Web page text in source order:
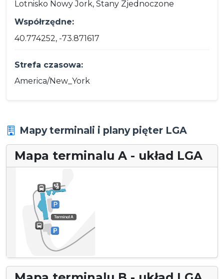
Lotnisko Nowy Jork, Stany Zjednoczone
Współrzędne:
40.774252, -73.871617
Strefa czasowa:
America/New_York
Mapy terminali i plany pięter LGA
Mapa terminalu A - układ LGA